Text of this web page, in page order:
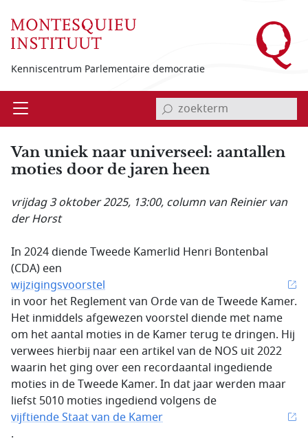
Kenniscentrum Parlementaire democratie
Open invoerveld zoekterm
Van uniek naar universeel: aantallen
moties door de jaren heen
vrijdag 3 oktober 2025, 13:00, column van Reinier van
der Horst
In 2024 diende Tweede Kamerlid Henri Bontenbal
(CDA) een
wijzigingsvoorstel
in voor het Reglement van Orde van de Tweede Kamer.
Het inmiddels afgewezen voorstel diende met name
om het aantal moties in de Kamer terug te dringen. Hij
verwees hierbij naar een artikel van de NOS uit 2022
waarin het ging over een recordaantal ingediende
moties in de Tweede Kamer. In dat jaar werden maar
liefst 5010 moties ingediend volgens de
vijftiende Staat van de Kamer
.